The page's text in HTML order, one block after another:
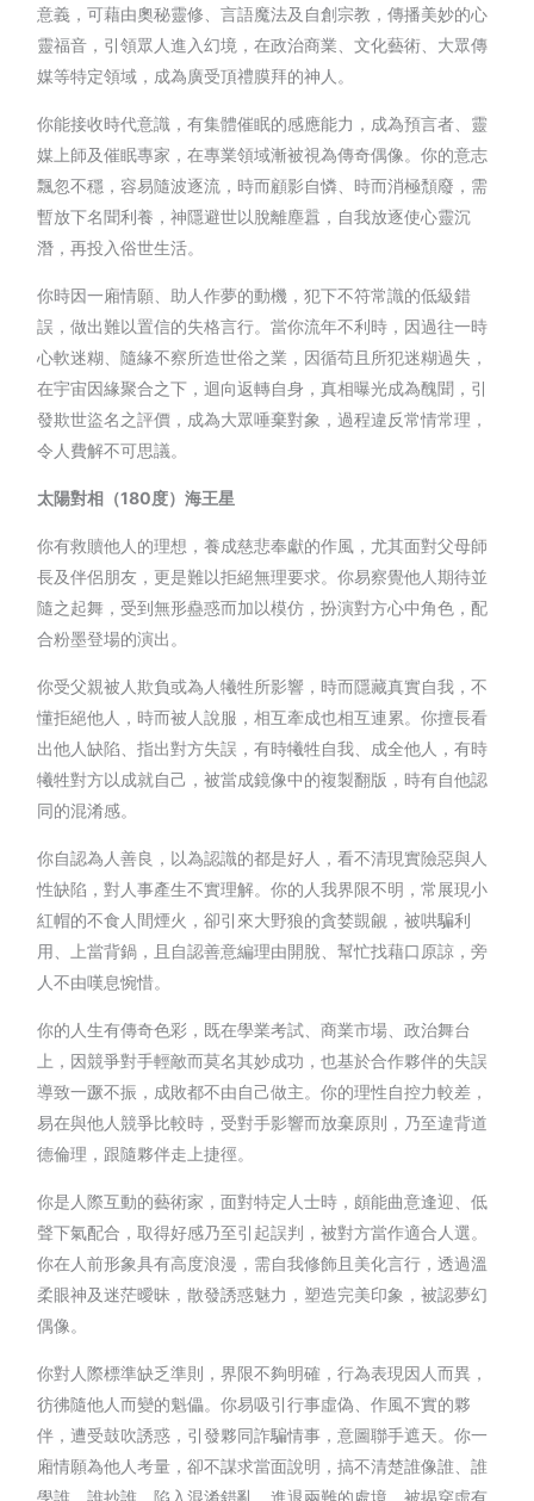
意義，可藉由奧秘靈修、言語魔法及自創宗教，傳播美妙的心
靈福音，引領眾人進入幻境，在政治商業、文化藝術、大眾傳
媒等特定領域，成為廣受頂禮膜拜的神人。
你能接收時代意識，有集體催眠的感應能力，成為預言者、靈
媒上師及催眠專家，在專業領域漸被視為傳奇偶像。你的意志
飄忽不穩，容易隨波逐流，時而顧影自憐、時而消極頹廢，需
暫放下名聞利養，神隱避世以脫離塵囂，自我放逐使心靈沉
潛，再投入俗世生活。
你時因一廂情願、助人作夢的動機，犯下不符常識的低級錯
誤，做出難以置信的失格言行。當你流年不利時，因過往一時
心軟迷糊、隨緣不察所造世俗之業，因循苟且所犯迷糊過失，
在宇宙因緣聚合之下，迴向返轉自身，真相曝光成為醜聞，引
發欺世盜名之評價，成為大眾唾棄對象，過程違反常情常理，
令人費解不可思議。
太陽對相（180度）海王星
你有救贖他人的理想，養成慈悲奉獻的作風，尤其面對父母師
長及伴侶朋友，更是難以拒絕無理要求。你易察覺他人期待並
隨之起舞，受到無形蠱惑而加以模仿，扮演對方心中角色，配
合粉墨登場的演出。
你受父親被人欺負或為人犧牲所影響，時而隱藏真實自我，不
懂拒絕他人，時而被人說服，相互牽成也相互連累。你擅長看
出他人缺陷、指出對方失誤，有時犧牲自我、成全他人，有時
犧牲對方以成就自己，被當成鏡像中的複製翻版，時有自他認
同的混淆感。
你自認為人善良，以為認識的都是好人，看不清現實險惡與人
性缺陷，對人事產生不實理解。你的人我界限不明，常展現小
紅帽的不食人間煙火，卻引來大野狼的貪婪覬覦，被哄騙利
用、上當背鍋，且自認善意編理由開脫、幫忙找藉口原諒，旁
人不由嘆息惋惜。
你的人生有傳奇色彩，既在學業考試、商業市場、政治舞台
上，因競爭對手輕敵而莫名其妙成功，也基於合作夥伴的失誤
導致一蹶不振，成敗都不由自己做主。你的理性自控力較差，
易在與他人競爭比較時，受對手影響而放棄原則，乃至違背道
德倫理，跟隨夥伴走上捷徑。
你是人際互動的藝術家，面對特定人士時，頗能曲意逢迎、低
聲下氣配合，取得好感乃至引起誤判，被對方當作適合人選。
你在人前形象具有高度浪漫，需自我修飾且美化言行，透過溫
柔眼神及迷茫曖昧，散發誘惑魅力，塑造完美印象，被認夢幻
偶像。
你對人際標準缺乏準則，界限不夠明確，行為表現因人而異，
彷彿隨他人而變的魁儡。你易吸引行事虛偽、作風不實的夥
伴，遭受鼓吹誘惑，引發夥同詐騙情事，意圖聯手遮天。你一
廂情願為他人考量，卻不謀求當面說明，搞不清楚誰像誰、誰
學誰、誰抄誰，陷入混淆錯亂、進退兩難的處境，被揭穿虛有